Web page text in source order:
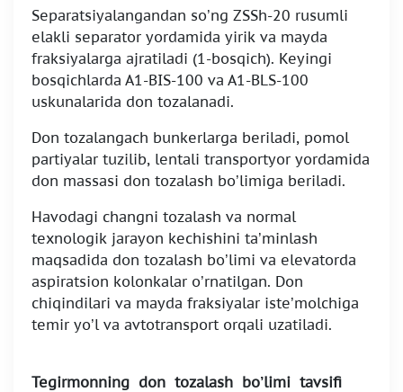
Separatsiyalangandan so’ng ZSSh-20 rusumli
elakli separator yordamida yirik va mayda
fraksiyalarga ajratiladi (1-bosqich). Keyingi
bosqichlarda A1-BIS-100 va A1-BLS-100
uskunalarida don tozalanadi.
Don tozalangach bunkerlarga beriladi, pomol
partiyalar tuzilib, lentali transportyor yordamida
don massasi don tozalash bo’limiga beriladi.
Havodagi changni tozalash va normal
texnologik jarayon kechishini ta’minlash
maqsadida don tozalash bo’limi va elevatorda
aspiratsion kolonkalar o’rnatilgan. Don
chiqindilari va mayda fraksiyalar iste’molchiga
temir yo’l va avtotransport orqali uzatiladi.
Tegirmonning don tozalash bo’limi tavsifi